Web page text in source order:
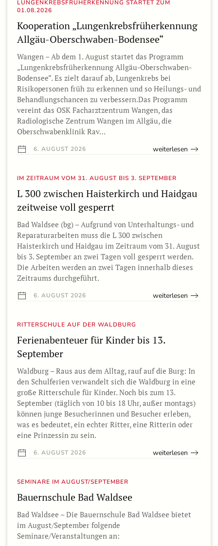
LUNGENKREBSFRÜHERKENNUNG STARTET ZUM
01.08.2026
Kooperation „Lungenkrebsfrüherkennung
Allgäu-Oberschwaben-Bodensee“
Wangen – Ab dem 1. August startet das Programm
„Lungenkrebsfrüherkennung Allgäu-Oberschwaben-
Bodensee“. Es zielt darauf ab, Lungenkrebs bei
Risikopersonen früh zu erkennen und so Heilungs- und
Behandlungschancen zu verbessern.Das Programm
vereint das OSK Facharztzentrum Wangen, das
Radiologische Zentrum Wangen im Allgäu, die
Oberschwabenklinik Rav…
6. AUGUST 2026 weiterlesen
IM ZEITRAUM VOM 31. AUGUST BIS 3. SEPTEMBER
L 300 zwischen Haisterkirch und Haidgau
zeitweise voll gesperrt
Bad Waldsee (bg) – Aufgrund von Unterhaltungs- und
Reparaturarbeiten muss die L 300 zwischen
Haisterkirch und Haidgau im Zeitraum vom 31. August
bis 3. September an zwei Tagen voll gesperrt werden.
Die Arbeiten werden an zwei Tagen innerhalb dieses
Zeitraums durchgeführt.
6. AUGUST 2026 weiterlesen
RITTERSCHULE AUF DER WALDBURG
Ferienabenteuer für Kinder bis 13.
September
Waldburg – Raus aus dem Alltag, rauf auf die Burg: In
den Schulferien verwandelt sich die Waldburg in eine
große Ritterschule für Kinder. Noch bis zum 13.
September (täglich von 10 bis 18 Uhr, außer montags)
können junge Besucherinnen und Besucher erleben,
was es bedeutet, ein echter Ritter, eine Ritterin oder
eine Prinzessin zu sein.
6. AUGUST 2026 weiterlesen
SEMINARE IM AUGUST/SEPTEMBER
Bauernschule Bad Waldsee
Bad Waldsee – Die Bauernschule Bad Waldsee bietet
im August/September folgende
Seminare/Veranstaltungen an: